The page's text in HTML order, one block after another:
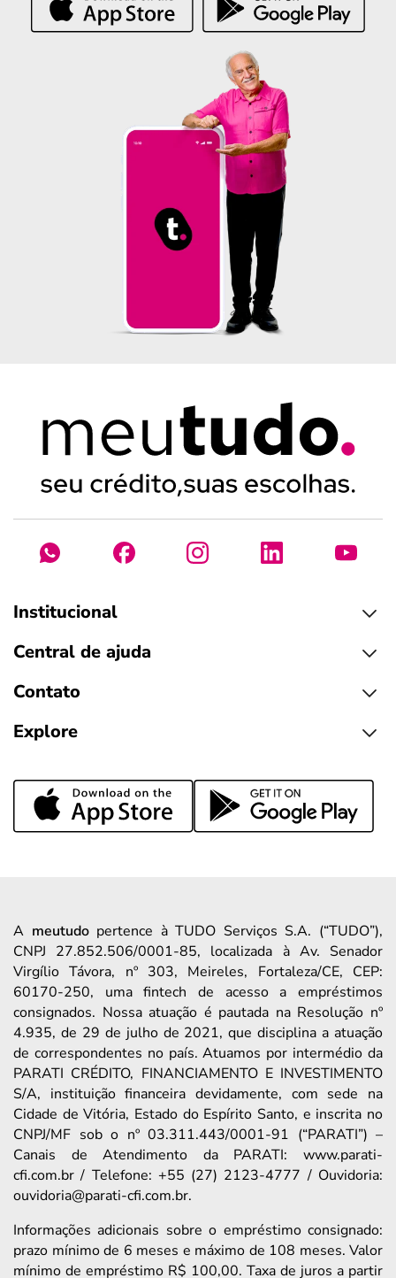
Institucional
Central de ajuda
Contato
Explore
A meutudopertence à TUDO Serviços S.A. (“TUDO”),
CNPJ 27.852.506/0001-85, localizada à Av. Senador
Virgílio Távora, nº 303, Meireles, Fortaleza/CE, CEP:
60170-250, uma fintech de acesso a empréstimos
consignados. Nossa atuação é pautada na Resolução nº
4.935, de 29 de julho de 2021, que disciplina a atuação
de correspondentes no país. Atuamos por intermédio da
PARATI CRÉDITO, FINANCIAMENTO E INVESTIMENTO
S/A, instituição financeira devidamente, com sede na
Cidade de Vitória, Estado do Espírito Santo, e inscrita no
CNPJ/MF sob o nº 03.311.443/0001-91 (“PARATI”) –
Canais de Atendimento da PARATI: www.parati-
cfi.com.br / Telefone: +55 (27) 2123-4777 / Ouvidoria:
ouvidoria@parati-cfi.com.br.
Informações adicionais sobre o empréstimo consignado:
prazo mínimo de 6 meses e máximo de 108 meses. Valor
mínimo de empréstimo R$ 100,00. Taxa de juros a partir